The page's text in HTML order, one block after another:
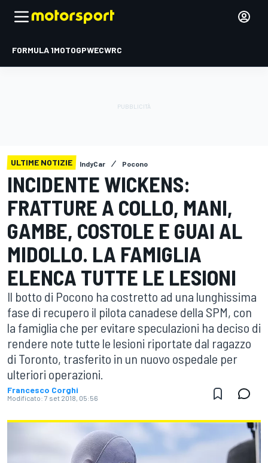
FORMULA 1MOTOGPWECWRC
ULTIME NOTIZIE IndyCar Pocono
INCIDENTE WICKENS:
FRATTURE A COLLO, MANI,
GAMBE, COSTOLE E GUAI AL
MIDOLLO. LA FAMIGLIA
ELENCA TUTTE LE LESIONI
Il botto di Pocono ha costretto ad una lunghissima
fase di recupero il pilota canadese della SPM, con
la famiglia che per evitare speculazioni ha deciso di
rendere note tutte le lesioni riportate dal ragazzo
di Toronto, trasferito in un nuovo ospedale per
ulteriori operazioni.
Francesco Corghi
Modificato: 7 set 2018, 05:56